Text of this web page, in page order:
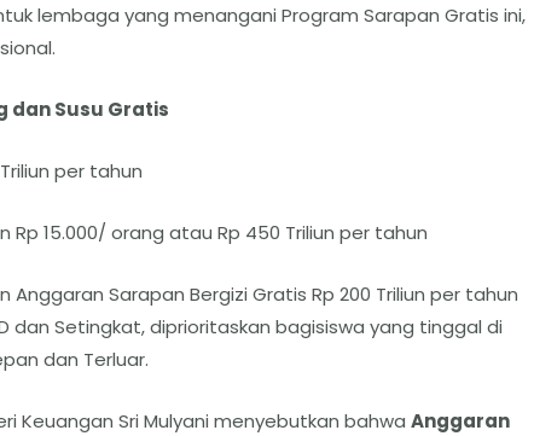
lembaga yang menangani Program Sarapan Gratis ini,
dan Susu Gratis
per tahun
Rp 15.000/ orang atau Rp 450 Triliun per tahun
Anggaran Sarapan Bergizi Gratis Rp 200 Triliun per tahun
dan Setingkat, diprioritaskan bagisiswa yang tinggal di
dan Terluar.
Keuangan Sri Mulyani menyebutkan bahwa Anggaran